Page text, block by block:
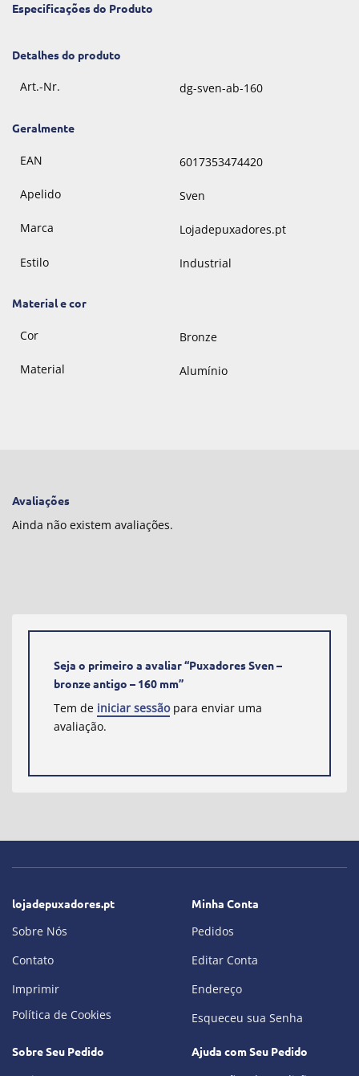
Especificações do Produto
Detalhes do produto
Art.-Nr. dg-sven-ab-160
Geralmente
EAN 6017353474420
Apelido Sven
Marca Lojadepuxadores.pt
Estilo Industrial
Material e cor
Cor Bronze
Material Alumínio
Avaliações
Ainda não existem avaliações.
Seja o primeiro a avaliar “Puxadores Sven –
bronze antigo – 160 mm”
Tem de iniciar sessãopara enviar uma
avaliação.
lojadepuxadores.pt
Sobre Nós
Contato
Imprimir
Política de Cookies
Minha Conta
Pedidos
Editar Conta
Endereço
Esqueceu sua Senha
Sobre Seu Pedido Ajuda com Seu Pedido